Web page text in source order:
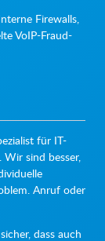
Firewalls,
VoIP-Fraud-
für IT-
Wir sind besser,
Anruf oder
dass auch